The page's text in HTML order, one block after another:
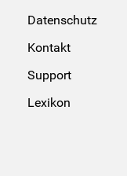
Datenschutz
Kontakt
Support
Lexikon